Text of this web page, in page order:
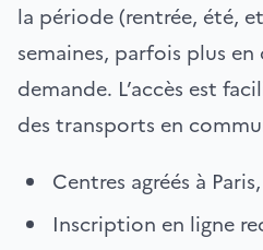
la période (rentrée, été,
semaines, parfois plus
demande. L’accès est
des transports en
Centres agréés à
Inscription en ligne